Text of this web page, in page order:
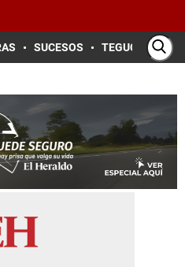
SUCESOS TEGUCIGALPA